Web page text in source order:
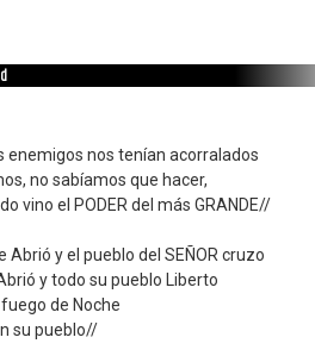
enemigos nos tenían acorralados
no sabíamos que hacer,
vino el PODER del más GRANDE//
Abrió y el pueblo del SEÑOR cruzo
y todo su pueblo Liberto
de Noche
su pueblo//